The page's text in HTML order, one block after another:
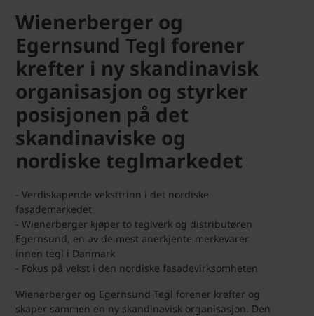
Wienerberger og
Egernsund Tegl forener
krefter i ny skandinavisk
organisasjon og styrker
posisjonen på det
skandinaviske og
nordiske teglmarkedet
- Verdiskapende veksttrinn i det nordiske
fasademarkedet
- Wienerberger kjøper to teglverk og distributøren
Egernsund, en av de mest anerkjente merkevarer
innen tegl i Danmark
- Fokus på vekst i den nordiske fasadevirksomheten
Wienerberger og Egernsund Tegl forener krefter og
skaper sammen en ny skandinavisk organisasjon. Den